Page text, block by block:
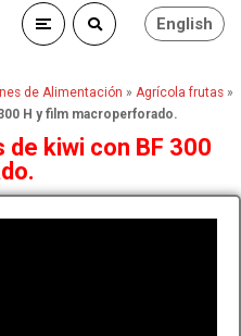
English
de Alimentación » Agrícola frutas »
H y film macroperforado.
de kiwi con BF 300